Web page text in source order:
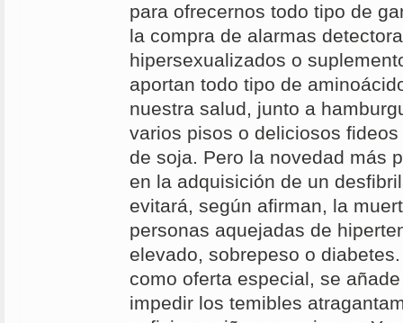
para ofrecernos todo tipo de
la compra de alarmas
hipersexualizados o
aportan todo tipo de
nuestra salud, junto a
varios pisos o deliciosos
de soja. Pero la novedad más
en la adquisición de un
evitará, según afirman, la
personas aquejadas de
elevado, sobrepeso o
como oferta especial, se
impedir los temibles